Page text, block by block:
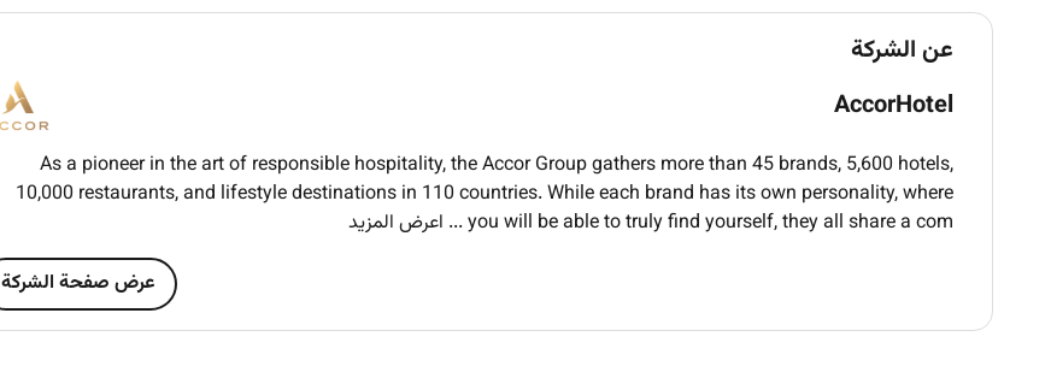
Qualifications :
Minimum 2 years of experience in building maintenance preferably in hotels staff accommodation or
residential facilities.
plumbing
Experience in general handyman tasks such as carpentry painting and minor repairs.
Ability to work independently and prioritize maintenance requests effectively.
Basic English communication skills.
A positive attitude strong problem-solving skills and a commitment to quality.
عن الشركة
AccorHotel
As a pioneer in the art of responsible hospitality, the Accor Group gathers more than 45 brands, 5,600 hotels,
10,000 restaurants, and lifestyle destinations in 110 countries. While each brand has its own personality, where
you will be able to truly find yourself, they all share a com ... اعرض المزيد
عرض صفحة الشركة